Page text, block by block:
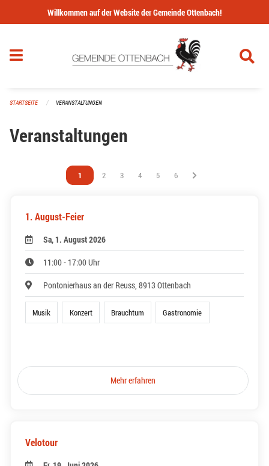
Navigation überspringen
Willkommen auf der Website der Gemeinde Ottenbach!
STARTSEITE VERANSTALTUNGEN
Veranstaltungen
Vous êtes sur la page
1 Vous êtes sur la page
2 Vous êtes sur la page
3 Vous êtes sur la page
4 Vous êtes sur la page
5 Vous êtes sur la page
6
1. August-Feier
Sa, 1. August 2026
11:00 - 17:00 Uhr
Pontonierhaus an der Reuss, 8913 Ottenbach
Musik Konzert Brauchtum Gastronomie
Mehr erfahren
Velotour